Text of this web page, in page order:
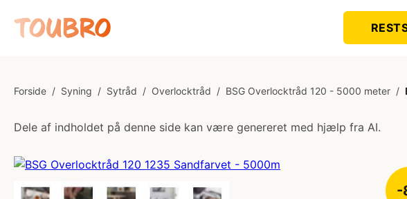
Forside / Syning / Sytråd / Overlocktråd / BSG Overlocktråd 120 - 5000 meter /
Dele af indholdet på denne side kan være genereret med hjælp fra AI.
-